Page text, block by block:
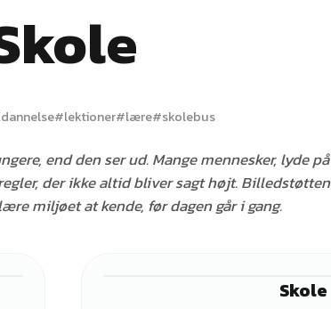
#lektioner#lære#skolebus
end den ser ud. Mange mennesker, lyde på
der ikke altid bliver sagt højt. Billedstøtten
miljøet at kende, før dagen går i gang.
Skole